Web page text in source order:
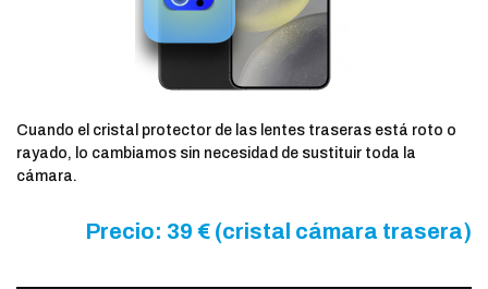
Cuando el cristal protector de las lentes traseras está roto o
rayado, lo cambiamos sin necesidad de sustituir toda la
cámara.
Precio: 39 € (cristal cámara trasera)